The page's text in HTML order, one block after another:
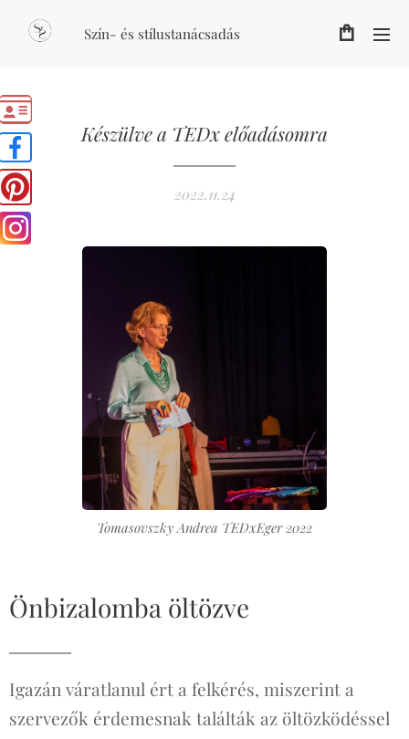
Szín- és stílustanácsadás
Készülve a TEDx előadásomra
2022.11.24
Tomasovszky Andrea TEDxEger 2022
Önbizalomba öltözve
Igazán váratlanul ért a felkérés, miszerint a
szervezők érdemesnak találták az öltözködéssel